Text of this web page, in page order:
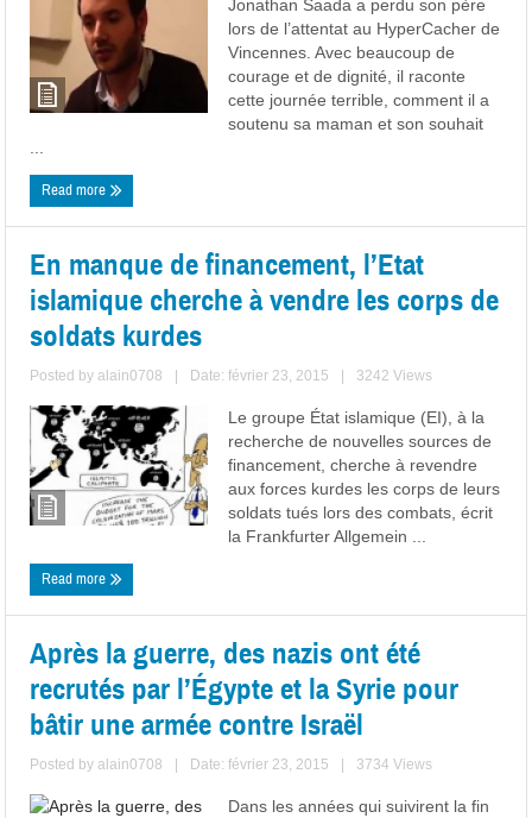
Jonathan Saada a perdu son père
lors de l’attentat au HyperCacher de
Vincennes. Avec beaucoup de
courage et de dignité, il raconte
cette journée terrible, comment il a
soutenu sa maman et son souhait
Read more
En manque de financement, l’Etat
islamique cherche à vendre les corps de
soldats kurdes
Posted byalain0708 Date: février 23, 2015 3242 Views
Le groupe État islamique (EI), à la
recherche de nouvelles sources de
financement, cherche à revendre
aux forces kurdes les corps de leurs
soldats tués lors des combats, écrit
la Frankfurter Allgemein ...
Read more
Après la guerre, des nazis ont été
recrutés par l’Égypte et la Syrie pour
bâtir une armée contre Israël
Posted byalain0708 Date: février 23, 2015 3734 Views
Dans les années qui suivirent la fin